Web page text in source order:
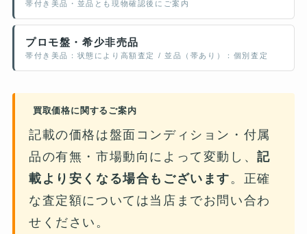
帯付き美品・並品とも現物確認後にご案内
プロモ盤・希少非売品
帯付き美品：状態により高額査定 / 並品（帯あり）：個別査定
買取価格に関するご案内
記載の価格は盤面コンディション・付属
品の有無・市場動向によって変動し、記
載より安くなる場合もございます 。正確
な査定額については当店までお問い合わ
せください。